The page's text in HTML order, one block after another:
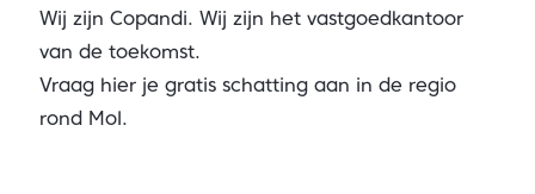
Wij zijn Copandi. Wij zijn het vastgoedkantoor
van de toekomst.
Vraag hier je gratis schatting aan in de regio
rond Mol.